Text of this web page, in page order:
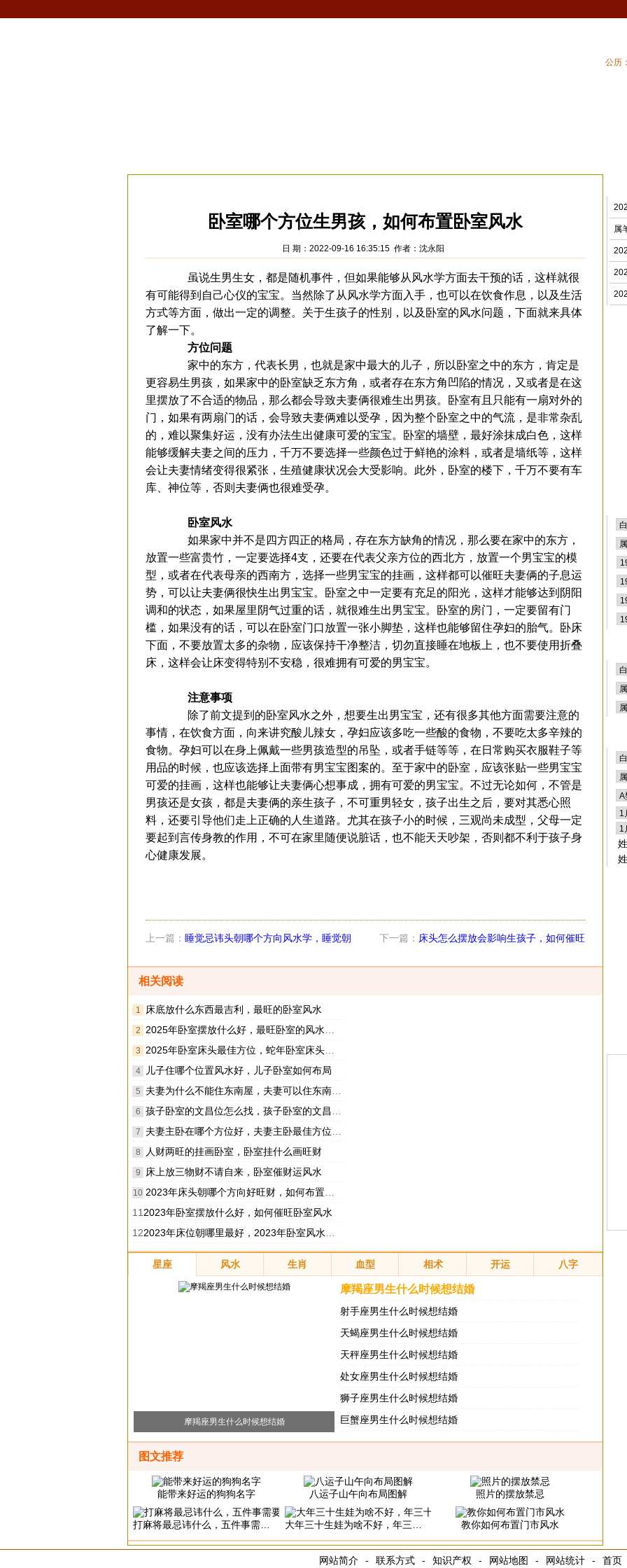
公历
卧室哪个方位生男孩，如何布置卧室风水
日 期：2022-09-16 16:35:15 作者：沈永阳
虽说生男生女，都是随机事件，但如果能够从风水学方面去干预的话，这样就很
有可能得到自己心仪的宝宝。当然除了从风水学方面入手，也可以在饮食作息，以及生活
方式等方面，做出一定的调整。关于生孩子的性别，以及卧室的风水问题，下面就来具体
了解一下。
方位问题
家中的东方，代表长男，也就是家中最大的儿子，所以卧室之中的东方，肯定是
更容易生男孩，如果家中的卧室缺乏东方角，或者存在东方角凹陷的情况，又或者是在这
里摆放了不合适的物品，那么都会导致夫妻俩很难生出男孩。卧室有且只能有一扇对外的
门，如果有两扇门的话，会导致夫妻俩难以受孕，因为整个卧室之中的气流，是非常杂乱
的，难以聚集好运，没有办法生出健康可爱的宝宝。卧室的墙壁，最好涂抹成白色，这样
能够缓解夫妻之间的压力，千万不要选择一些颜色过于鲜艳的涂料，或者是墙纸等，这样
会让夫妻情绪变得很紧张，生殖健康状况会大受影响。此外，卧室的楼下，千万不要有车
库、神位等，否则夫妻俩也很难受孕。
卧室风水
如果家中并不是四方四正的格局，存在东方缺角的情况，那么要在家中的东方，
放置一些富贵竹，一定要选择4支，还要在代表父亲方位的西北方，放置一个男宝宝的模
型，或者在代表母亲的西南方，选择一些男宝宝的挂画，这样都可以催旺夫妻俩的子息运
势，可以让夫妻俩很快生出男宝宝。卧室之中一定要有充足的阳光，这样才能够达到阴阳
调和的状态，如果屋里阴气过重的话，就很难生出男宝宝。卧室的房门，一定要留有门
槛，如果没有的话，可以在卧室门口放置一张小脚垫，这样也能够留住孕妇的胎气。卧床
下面，不要放置太多的杂物，应该保持干净整洁，切勿直接睡在地板上，也不要使用折叠
床，这样会让床变得特别不安稳，很难拥有可爱的男宝宝。
注意事项
除了前文提到的卧室风水之外，想要生出男宝宝，还有很多其他方面需要注意的
事情，在饮食方面，向来讲究酸儿辣女，孕妇应该多吃一些酸的食物，不要吃太多辛辣的
食物。孕妇可以在身上佩戴一些男孩造型的吊坠，或者手链等等，在日常购买衣服鞋子等
用品的时候，也应该选择上面带有男宝宝图案的。至于家中的卧室，应该张贴一些男宝宝
可爱的挂画，这样也能够让夫妻俩心想事成，拥有可爱的男宝宝。不过无论如何，不管是
男孩还是女孩，都是夫妻俩的亲生孩子，不可重男轻女，孩子出生之后，要对其悉心照
料，还要引导他们走上正确的人生道路。尤其在孩子小的时候，三观尚未成型，父母一定
要起到言传身教的作用，不可在家里随便说脏话，也不能天天吵架，否则都不利于孩子身
心健康发展。
上一篇： 睡觉忌讳头朝哪个方向风水学，睡觉朝
向风水讲究
下一篇： 床头怎么摆放会影响生孩子，如何催旺
相关阅读
1 床底放什么东西最吉利，最旺的卧室风水
2 2025年卧室摆放什么好，最旺卧室的风水布局
3 2025年卧室床头最佳方位，蛇年卧室床头朝向风水
4 儿子住哪个位置风水好，儿子卧室如何布局
5 夫妻为什么不能住东南屋，夫妻可以住东南角卧室吗
6 孩子卧室的文昌位怎么找，孩子卧室的文昌位怎么布置
7 夫妻主卧在哪个方位好，夫妻主卧最佳方位图解
8 人财两旺的挂画卧室，卧室挂什么画旺财
9 床上放三物财不请自来，卧室催财运风水
10 2023年床头朝哪个方向好旺财，如何布置卧室风水
11 2023年卧室摆放什么好，如何催旺卧室风水
122023年床位朝哪里最好，2023年卧室风水注意事项
星座 风水 生肖 血型 相术 开运 八字
摩羯座男生什么时候想结婚
摩羯座男生什么时候想结婚
射手座男生什么时候想结婚
天蝎座男生什么时候想结婚
天秤座男生什么时候想结婚
处女座男生什么时候想结婚
狮子座男生什么时候想结婚
巨蟹座男生什么时候想结婚
图文推荐
能带来好运的狗狗名字 八运子山午向布局图解 照片的摆放禁忌
打麻将最忌讳什么，五件事需要注意 大年三十生娃为啥不好，年三十可以生孩子吗 教你如何布置门市风水
属
姓
姓
网站简介 - 联系方式 - 知识产权 - 网站地图 - 网站统计 - 首页